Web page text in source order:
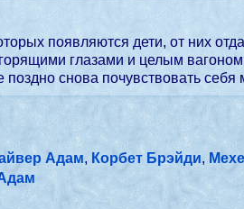
появляются дети, от них
глазами и целым
снова почувствовать
Адам, Корбет Брэйди,